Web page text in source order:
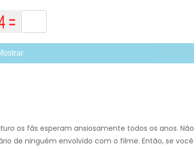
os fãs esperam ansiosamente todos os anos. Não
de ninguém envolvido com o filme. Então, se você